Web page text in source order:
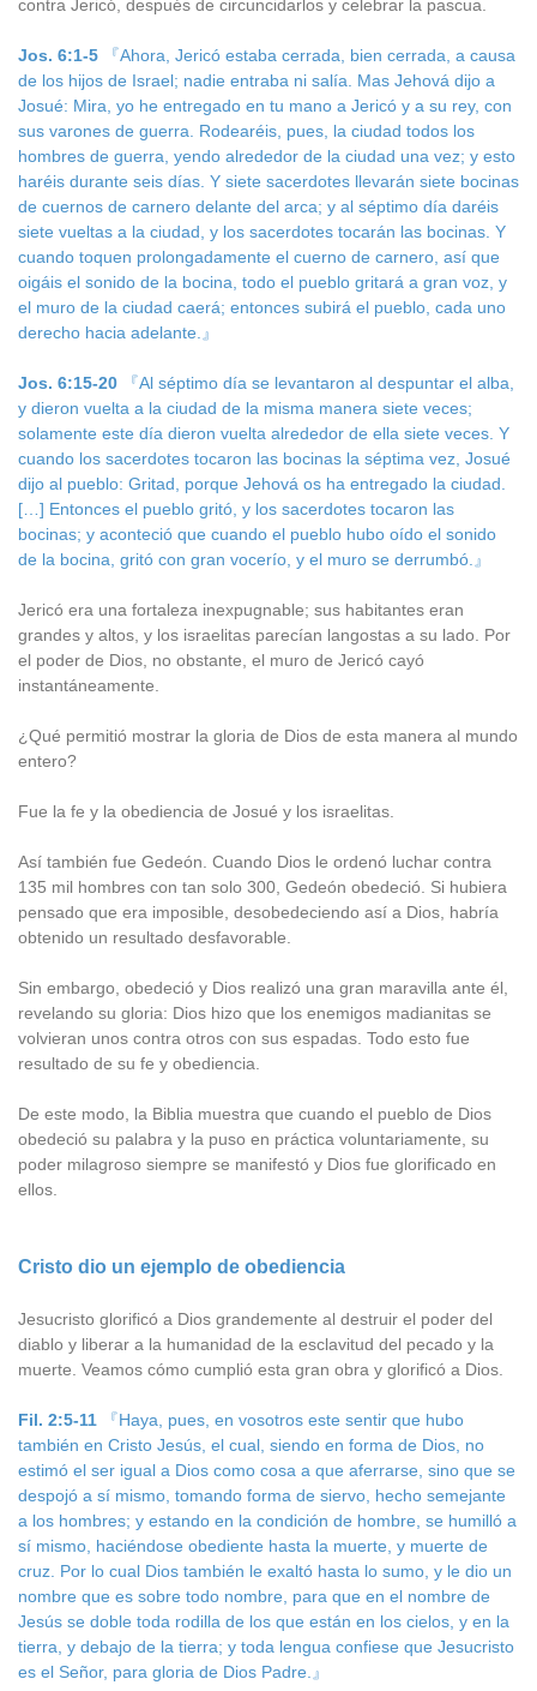
contra Jericó, después de circuncidarlos y celebrar la pascua.
Jos. 6:1-5
『Ahora, Jericó estaba cerrada, bien cerrada, a causa
de los hijos de Israel; nadie entraba ni salía. Mas Jehová dijo a
Josué: Mira, yo he entregado en tu mano a Jericó y a su rey, con
sus varones de guerra. Rodearéis, pues, la ciudad todos los
hombres de guerra, yendo alrededor de la ciudad una vez; y esto
haréis durante seis días. Y siete sacerdotes llevarán siete bocinas
de cuernos de carnero delante del arca; y al séptimo día daréis
siete vueltas a la ciudad, y los sacerdotes tocarán las bocinas. Y
cuando toquen prolongadamente el cuerno de carnero, así que
oigáis el sonido de la bocina, todo el pueblo gritará a gran voz, y
el muro de la ciudad caerá; entonces subirá el pueblo, cada uno
derecho hacia adelante.』
Jos. 6:15-20
『Al séptimo día se levantaron al despuntar el alba,
y dieron vuelta a la ciudad de la misma manera siete veces;
solamente este día dieron vuelta alrededor de ella siete veces. Y
cuando los sacerdotes tocaron las bocinas la séptima vez, Josué
dijo al pueblo: Gritad, porque Jehová os ha entregado la ciudad.
[…] Entonces el pueblo gritó, y los sacerdotes tocaron las
bocinas; y aconteció que cuando el pueblo hubo oído el sonido
de la bocina, gritó con gran vocerío, y el muro se derrumbó.』
Jericó era una fortaleza inexpugnable; sus habitantes eran
grandes y altos, y los israelitas parecían langostas a su lado. Por
el poder de Dios, no obstante, el muro de Jericó cayó
instantáneamente.
¿Qué permitió mostrar la gloria de Dios de esta manera al mundo
entero?
Fue la fe y la obediencia de Josué y los israelitas.
Así también fue Gedeón. Cuando Dios le ordenó luchar contra
135 mil hombres con tan solo 300, Gedeón obedeció. Si hubiera
pensado que era imposible, desobedeciendo así a Dios, habría
obtenido un resultado desfavorable.
Sin embargo, obedeció y Dios realizó una gran maravilla ante él,
revelando su gloria: Dios hizo que los enemigos madianitas se
volvieran unos contra otros con sus espadas. Todo esto fue
resultado de su fe y obediencia.
De este modo, la Biblia muestra que cuando el pueblo de Dios
obedeció su palabra y la puso en práctica voluntariamente, su
poder milagroso siempre se manifestó y Dios fue glorificado en
ellos.
Cristo dio un ejemplo de obediencia
Jesucristo glorificó a Dios grandemente al destruir el poder del
diablo y liberar a la humanidad de la esclavitud del pecado y la
muerte. Veamos cómo cumplió esta gran obra y glorificó a Dios.
Fil. 2:5-11
『Haya, pues, en vosotros este sentir que hubo
también en Cristo Jesús, el cual, siendo en forma de Dios, no
estimó el ser igual a Dios como cosa a que aferrarse, sino que se
despojó a sí mismo, tomando forma de siervo, hecho semejante
a los hombres; y estando en la condición de hombre, se humilló a
sí mismo, haciéndose obediente hasta la muerte, y muerte de
cruz. Por lo cual Dios también le exaltó hasta lo sumo, y le dio un
nombre que es sobre todo nombre, para que en el nombre de
Jesús se doble toda rodilla de los que están en los cielos, y en la
tierra, y debajo de la tierra; y toda lengua confiese que Jesucristo
es el Señor, para gloria de Dios Padre.』